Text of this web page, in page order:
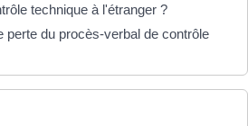
technique à l'étranger ?
perte du procès-verbal de contrôle